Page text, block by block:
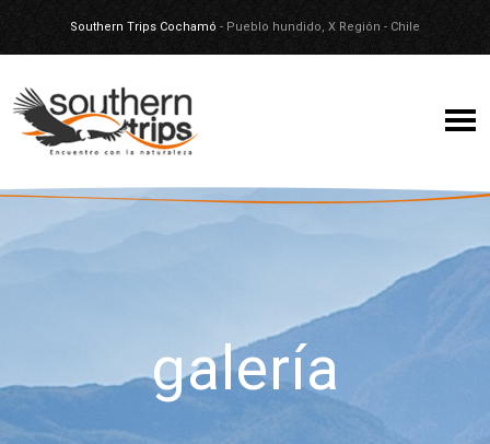
Southern Trips Cochamó - Pueblo hundido, X Región - Chile
galería